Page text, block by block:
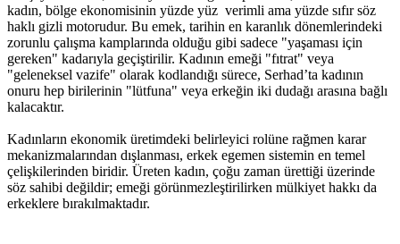
kadın, bölge ekonomisinin yüzde yüz verimli ama yüzde sıfır söz
haklı gizli motorudur. Bu emek, tarihin en karanlık dönemlerindeki
zorunlu çalışma kamplarında olduğu gibi sadece "yaşaması için
gereken" kadarıyla geçiştirilir. Kadının emeği "fıtrat" veya
"geleneksel vazife" olarak kodlandığı sürece, Serhad’ta kadının
onuru hep birilerinin "lütfuna" veya erkeğin iki dudağı arasına bağlı
kalacaktır.
Kadınların ekonomik üretimdeki belirleyici rolüne rağmen karar
mekanizmalarından dışlanması, erkek egemen sistemin en temel
çelişkilerinden biridir. Üreten kadın, çoğu zaman ürettiği üzerinde
söz sahibi değildir; emeği görünmezleştirilirken mülkiyet hakkı da
erkeklere bırakılmaktadır.